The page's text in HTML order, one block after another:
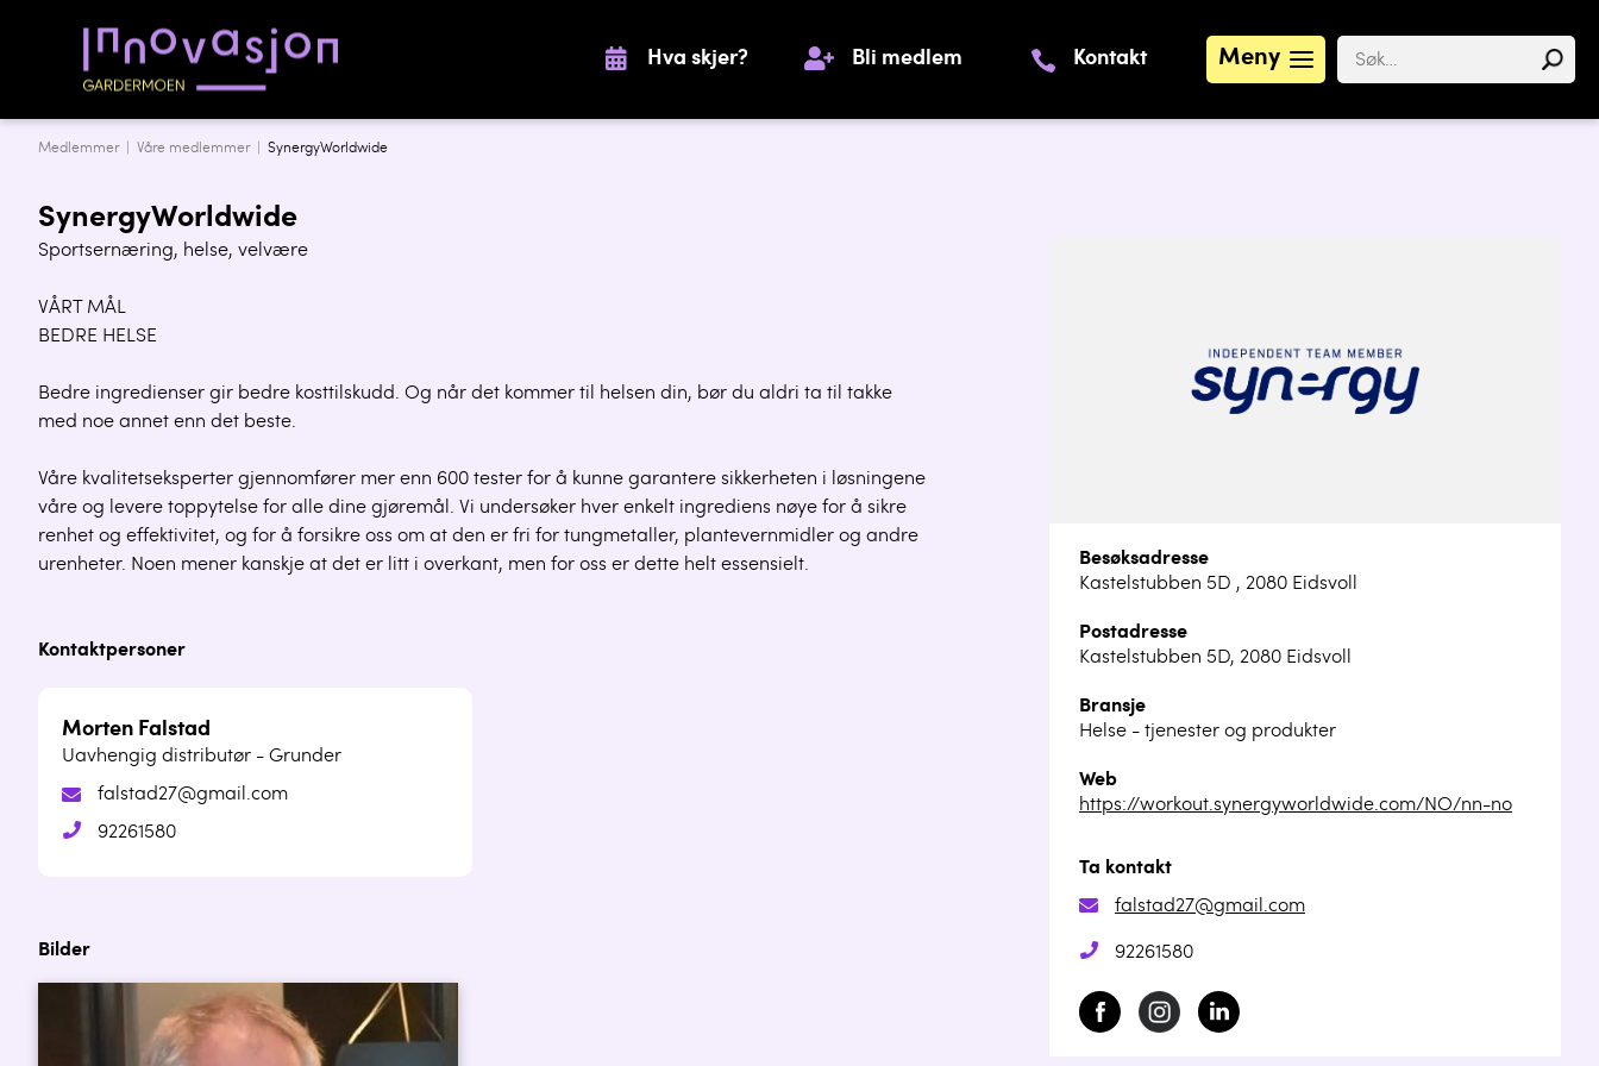
Meny
Hva skjer? Bli medlem Kontakt
Medlemmer | Våre medlemmer| SynergyWorldwide
SynergyWorldwide
Sportsernæring, helse, velvære
VÅRT MÅL
BEDRE HELSE
Bedre ingredienser gir bedre kosttilskudd. Og når det kommer til helsen din, bør du aldri ta til takke
med noe annet enn det beste.
Våre kvalitetseksperter gjennomfører mer enn 600 tester for å kunne garantere sikkerheten i løsningene
våre og levere toppytelse for alle dine gjøremål. Vi undersøker hver enkelt ingrediens nøye for å sikre
renhet og effektivitet, og for å forsikre oss om at den er fri for tungmetaller, plantevernmidler og andre
urenheter. Noen mener kanskje at det er litt i overkant, men for oss er dette helt essensielt.
Kontaktpersoner
Morten Falstad
Uavhengig distributør - Grunder
falstad27@gmail.com
92261580
Bilder
Besøksadresse
Kastelstubben 5D , 2080 Eidsvoll
Postadresse
Kastelstubben 5D, 2080 Eidsvoll
Bransje
Helse - tjenester og produkter
Web
https://workout.synergyworldwide.com/NO/nn-no
Ta kontakt
falstad27@gmail.com
92261580